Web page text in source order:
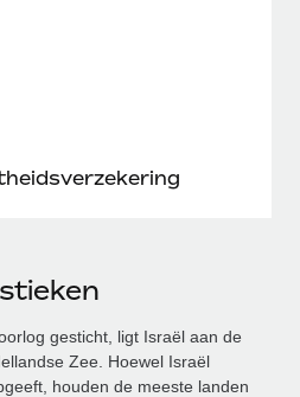
gesticht, ligt Israël aan de
Zee. Hoewel Israël
houden de meeste landen